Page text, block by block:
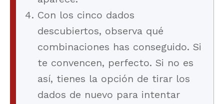
Con los cinco dados
descubiertos, observa qué
combinaciones has conseguido. Si
te convencen, perfecto. Si no es
así, tienes la opción de tirar los
dados de nuevo para intentar